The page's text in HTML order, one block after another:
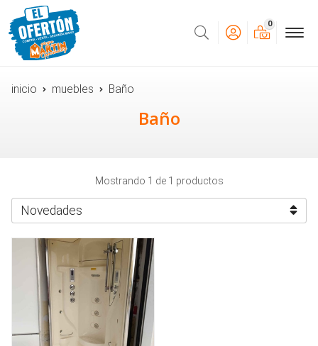
Buscar
0
inicio muebles Baño
Baño
Mostrando 1 de 1 productos